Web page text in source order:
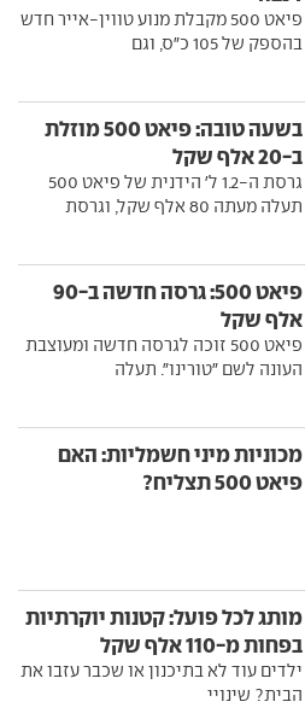
פיאט 500 מקבלת מנוע טווין-אייר חדש
בהספק של 105 כ"ס, וגם
בשעה טובה: פיאט 500 מוזלת
ב-20 אלף שקל
גרסת ה-1.2 ל' הידנית של פיאט 500
תעלה מעתה 80 אלף שקל, וגרסת
פיאט 500: גרסה חדשה ב-90
אלף שקל
פיאט 500 זוכה לגרסה חדשה ומעוצבת
העונה לשם "טורינו". תעלה
מכוניות מיני חשמליות: האם
פיאט 500 תצליח?
מותג לכל פועל: קטנות יוקרתיות
בפחות מ-110 אלף שקל
ילדים עוד לא בתיכנון או שכבר עזבו את
הבית? שינויי